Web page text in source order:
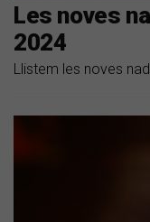
Les noves
2024
Llistem les noves